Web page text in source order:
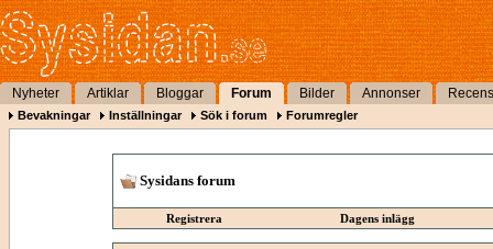
Nyheter Artiklar Bloggar Forum Bilder Annonser
Bevakningar Inställningar Sök i forum Forumregler
Sysidans forum
Registrera Dagens inlägg